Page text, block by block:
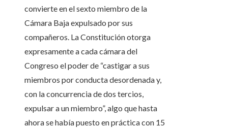
convierte en el sexto miembro de la
Cámara Baja expulsado por sus
compañeros. La Constitución otorga
expresamente a cada cámara del
Congreso el poder de “castigar a sus
miembros por conducta desordenada y,
con la concurrencia de dos tercios,
expulsar a un miembro”, algo que hasta
ahora se había puesto en práctica con 15